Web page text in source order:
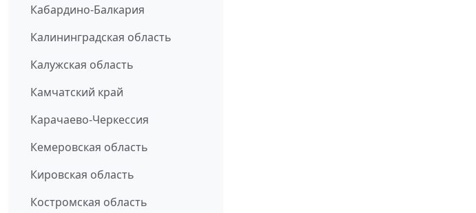
Кабардино-Балкария
Калининградская область
Калужская область
Камчатский край
Карачаево-Черкессия
Кемеровская область
Кировская область
Костромская область